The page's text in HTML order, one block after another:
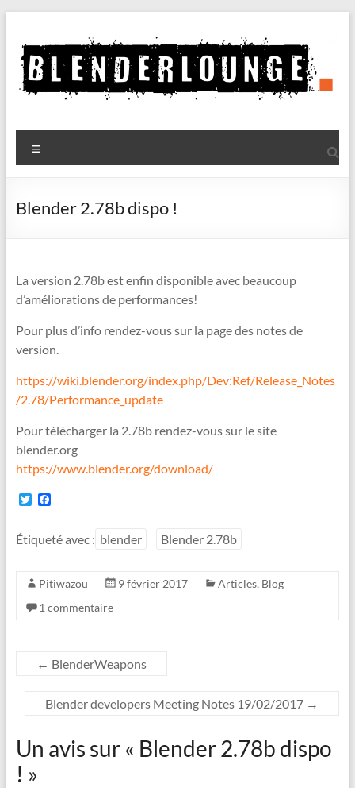
contenu
Blenderlounge
Le
de
Blender 2.78b dispo !
La version 2.78b est enfin disponible avec beaucoup
d’améliorations de performances!
Pour plus d’info rendez-vous sur la page des notes de
version.
https://wiki.blender.org/index.php/Dev:Ref/Release_Notes
/2.78/Performance_update
Pour télécharger la 2.78b rendez-vous sur le site
blender.org
https://www.blender.org/download/
T
t
t
r
F
e
k
Étiqueté avec : blender Blender 2.78b
Pitiwazou 9 février 2017 Articles, Blog
1 commentaire
← BlenderWeapons
Blender developers Meeting Notes 19/02/2017 →
Un avis sur « Blender 2.78b dispo
! »